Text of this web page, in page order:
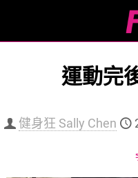
運動完
健身狂 Sally Chen